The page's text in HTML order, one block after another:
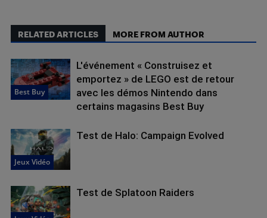
RELATED ARTICLES MORE FROM AUTHOR
Best Buy
L'événement « Construisez et
emportez » de LEGO est de retour
avec les démos Nintendo dans
certains magasins Best Buy
Jeux Vidéo
Test de Halo: Campaign Evolved
Test de Splatoon Raiders